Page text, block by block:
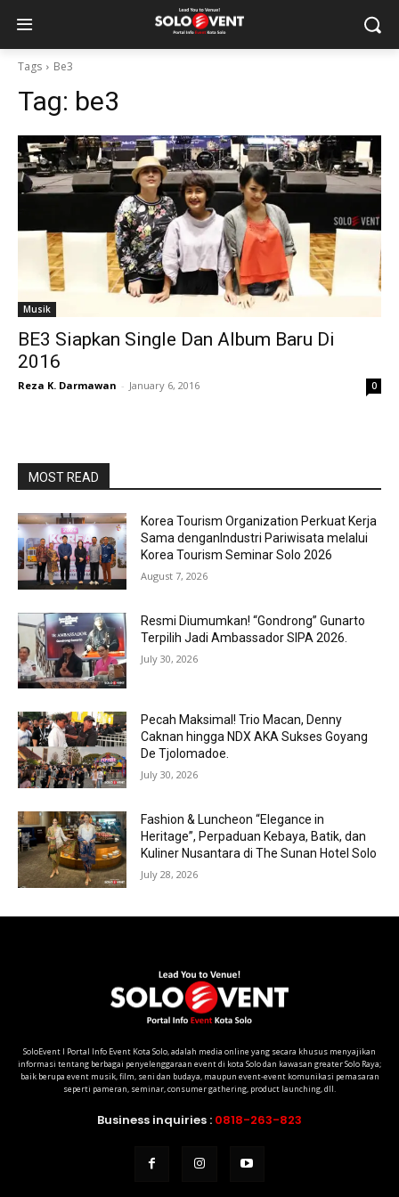
Tags Be3
Tag: be3
Musik
BE3 Siapkan Single Dan Album Baru Di
2016
Reza K. Darmawan - January 6, 2016 0
MOST READ
Korea Tourism Organization Perkuat Kerja
Sama denganIndustri Pariwisata melalui
Korea Tourism Seminar Solo 2026
August 7, 2026
Resmi Diumumkan! “Gondrong” Gunarto
Terpilih Jadi Ambassador SIPA 2026.
July 30, 2026
Pecah Maksimal! Trio Macan, Denny
Caknan hingga NDX AKA Sukses Goyang
De Tjolomadoe.
July 30, 2026
Fashion & Luncheon “Elegance in
Heritage”, Perpaduan Kebaya, Batik, dan
Kuliner Nusantara di The Sunan Hotel Solo
July 28, 2026
SoloEvent I Portal Info Event Kota Solo, adalah media online yang secara khusus menyajikan
informasi tentang berbagai penyelenggaraan event di kota Solo dan kawasan greater Solo Raya;
baik berupa event musik, film, seni dan budaya, maupun event-event komunikasi pemasaran
seperti pameran, seminar, consumer gathering, product launching, dll.
Business inquiries : 0818-263-823